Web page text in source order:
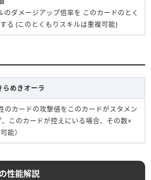
ダメージアップ倍率を このカードのとく
る (このとくもりスキルは重複可能)
らめきオーラ
のカードの攻撃値をこのカードがスタメン
このカードが控えにいる場合、その数×
能）
性能解説